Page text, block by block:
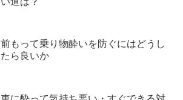
前もって乗り物酔いを防ぐにはどうし
たら良いか